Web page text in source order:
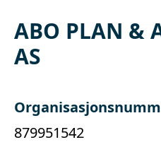
ABO PLAN &
AS
879951542